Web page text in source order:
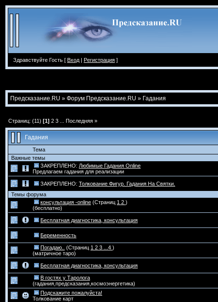
Здравствуйте Гость [ Вход | Регистрация ]
Предсказание.RU » Форум Предсказание.RU » Гадания
Страниц: (11) [1] 2 3 Последняя »
Гадания
Тема
Важные темы
ЗАКРЕПЛЕНО: Любимые Гадания Online
Предлагаем гадания для реализации
ЗАКРЕПЛЕНО: Толкование Фигур. Гадания На Святки.
Темы форума
консультация -online (Страниц 1 2 )
(бесплатно)
Бесплатная диагностика, консультация
Беременность
Погадаю.. (Страниц 1 2 3 ...4 )
(матричное таро)
Бесплатная диагностика, консультация
В гостях у Таролога
(гадания,предсказания,космоэнергетика)
Подскажите пожалуйста!
Толкование карт